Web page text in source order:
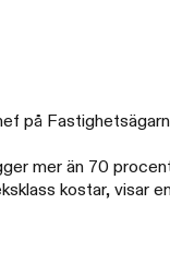
på
mer än 70
kostar, visar